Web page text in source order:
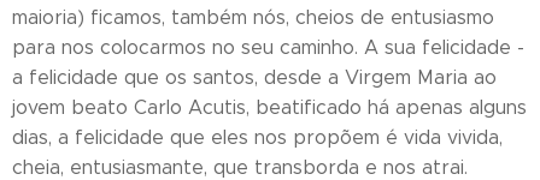
maioria) ficamos, também nós, cheios de entusiasmo
para nos colocarmos no seu caminho. A sua felicidade -
a felicidade que os santos, desde a Virgem Maria ao
jovem beato Carlo Acutis, beatificado há apenas alguns
dias, a felicidade que eles nos propõem é vida vivida,
cheia, entusiasmante, que transborda e nos atrai.